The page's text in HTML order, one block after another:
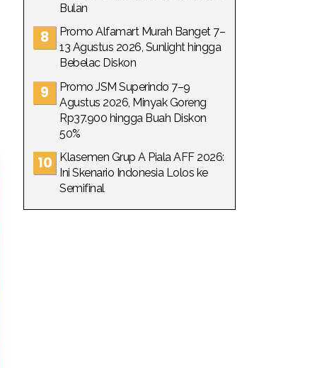
Bulan
Promo Alfamart Murah Banget 7–
13 Agustus 2026, Sunlight hingga
Bebelac Diskon
Promo JSM Superindo 7–9
Agustus 2026, Minyak Goreng
Rp37.900 hingga Buah Diskon
50%
Klasemen Grup A Piala AFF 2026:
Ini Skenario Indonesia Lolos ke
Semifinal